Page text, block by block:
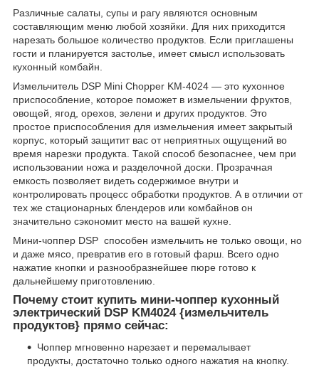
Различные салаты, супы и рагу являются основным
составляющим меню любой хозяйки. Для них приходится
нарезать большое количество продуктов. Если приглашены
гости и планируется застолье, имеет смысл использовать
кухонный комбайн.
Измельчитель DSP Mini Chopper KM-4024 — это кухонное
приспособление, которое поможет в измельчении фруктов,
овощей, ягод, орехов, зелени и других продуктов. Это
простое приспособления для измельчения имеет закрытый
корпус, который защитит вас от неприятных ощущений во
время нарезки продукта. Такой способ безопаснее, чем при
использовании ножа и разделочной доски. Прозрачная
емкость позволяет видеть содержимое внутри и
контролировать процесс обработки продуктов. А в отличии от
тех же стационарных блендеров или комбайнов он
значительно сэкономит место на вашей кухне.
Мини-чоппер DSP способен измельчить не только овощи, но
и даже мясо, превратив его в готовый фарш. Всего одно
нажатие кнопки и разнообразнейшее пюре готово к
дальнейшему приготовлению.
Почему стоит купить мини-чоппер кухонный
электрический DSP KM4024 {измельчитель
продуктов} прямо сейчас:
Чоппер мгновенно нарезает и перемалывает
продукты, достаточно только одного нажатия на кнопку.